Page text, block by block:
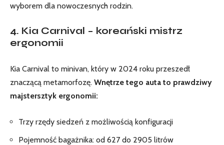
wyborem dla nowoczesnych rodzin.
4. Kia Carnival – koreański mistrz
ergonomii
Kia Carnival to minivan, który w 2024 roku przeszedł
znaczącą metamorfozę. Wnętrze tego auta to prawdziwy
majstersztyk ergonomii:
Trzy rzędy siedzeń z możliwością konfiguracji
Pojemność bagażnika: od 627 do 2905 litrów